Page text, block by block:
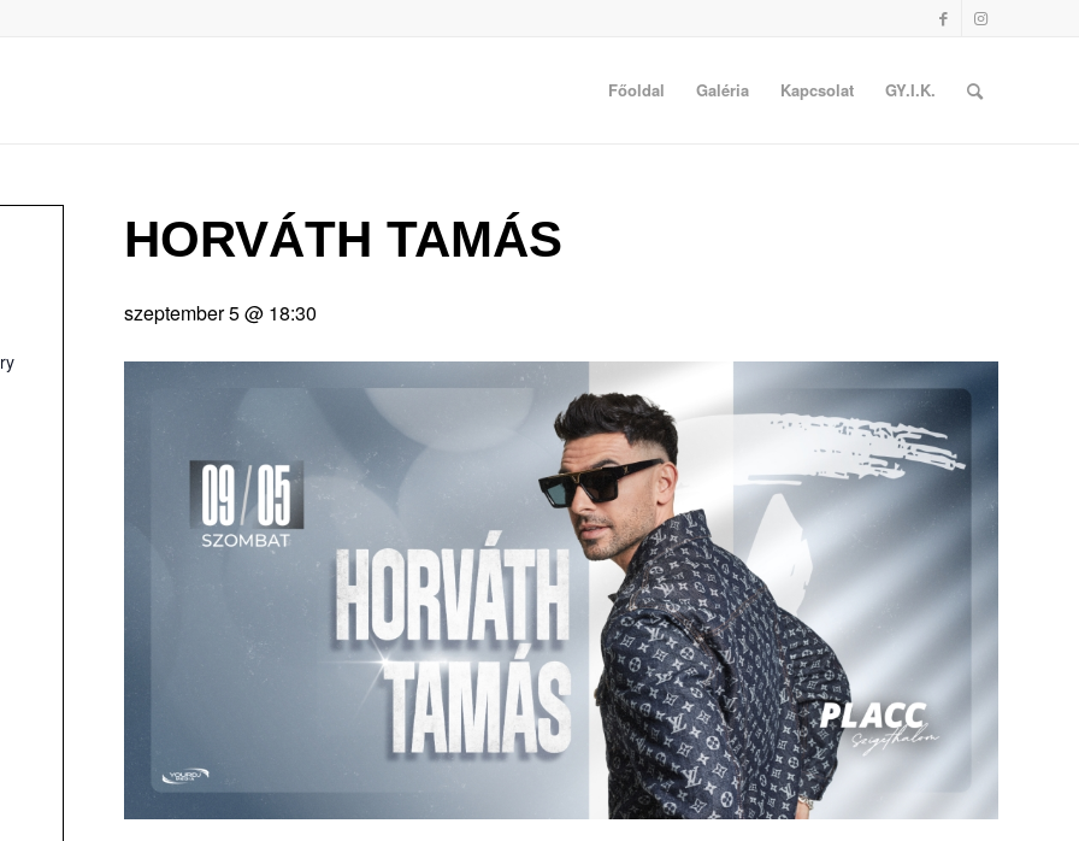
Főoldal Galéria Kapcsolat GY.I.K.
HORVÁTH TAMÁS
szeptember 5 @ 18:30